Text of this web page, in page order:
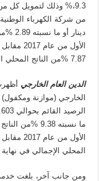
9.3،% وذلك لتمويل كل
7.87 %من الناتج المحلي الإجمالي لعام 2016 .
الدين العام الخارجي
المحلي الإجمالي في نهاية عام
ومن جانب آخر، بلغت